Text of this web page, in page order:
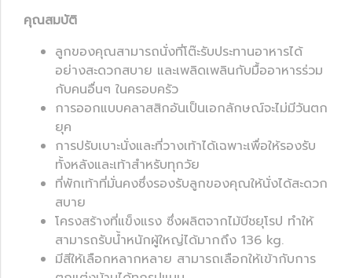
คุณสมบัติ
ลูกของคุณสามารถนั่งที่โต๊ะรับประทานอาหารได้
อย่างสะดวกสบาย และเพลิดเพลินกับมื้ออาหารร่วม
กับคนอื่นๆ ในครอบครัว​
การออกแบบคลาสสิกอันเป็นเอกลักษณ์จะไม่มีวันตก
ยุค
การปรับเบาะนั่งและที่วางเท้าได้เฉพาะเพื่อให้รองรับ
ทั้งหลังและเท้าสำหรับทุกวัย
ที่พักเท้าที่มั่นคงซึ่งรองรับลูกของคุณให้นั่งได้สะดวก
สบาย
โครงสร้างที่แข็งแรง ซึ่งผลิตจากไม้บีชยุโรป ทำให้
สามารถรับน้ำหนักผู้ใหญ่ได้มากถึง 136 kg.
มีสีให้เลือกหลากหลาย สามารถเลือกให้เข้ากับการ